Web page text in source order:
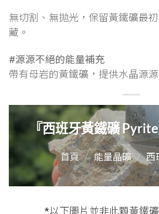
無切割、無拋光，保留黃鐵礦最
藏。
#源源不絕的能量補充
帶有母岩的黃鐵礦，提供水晶源
『西班牙黃鐵礦
首頁 / 能量晶礦 / 西
*以下圖片並非此顆黃鐵